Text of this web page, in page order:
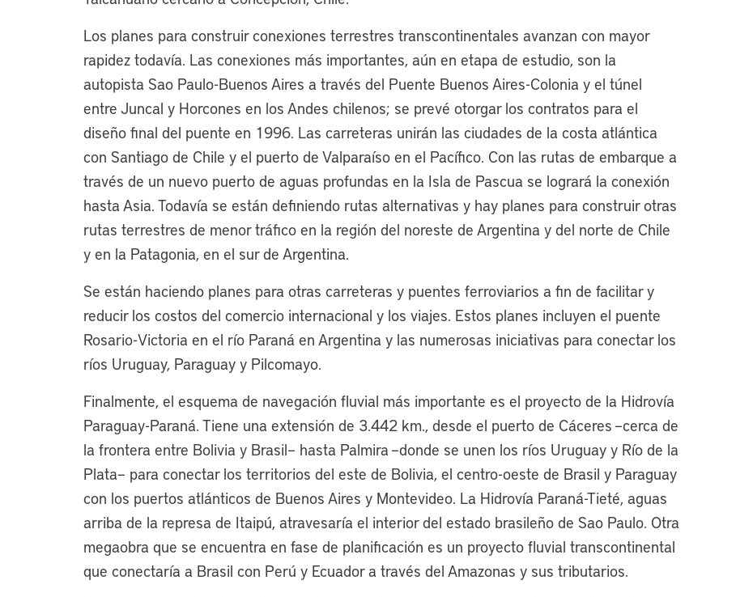
Los planes para construir conexiones terrestres transcontinentales avanzan con mayor
rapidez todavía. Las conexiones más importantes, aún en etapa de estudio, son la
autopista Sao Paulo-Buenos Aires a través del Puente Buenos Aires-Colonia y el túnel
entre Juncal y Horcones en los Andes chilenos; se prevé otorgar los contratos para el
diseño final del puente en 1996. Las carreteras unirán las ciudades de la costa atlántica
con Santiago de Chile y el puerto de Valparaíso en el Pacífico. Con las rutas de embarque a
través de un nuevo puerto de aguas profundas en la Isla de Pascua se logrará la conexión
hasta Asia. Todavía se están definiendo rutas alternativas y hay planes para construir otras
rutas terrestres de menor tráfico en la región del noreste de Argentina y del norte de Chile
y en la Patagonia, en el sur de Argentina.
Se están haciendo planes para otras carreteras y puentes ferroviarios a fin de facilitar y
reducir los costos del comercio internacional y los viajes. Estos planes incluyen el puente
Rosario-Victoria en el río Paraná en Argentina y las numerosas iniciativas para conectar los
ríos Uruguay, Paraguay y Pilcomayo.
Finalmente, el esquema de navegación fluvial más importante es el proyecto de la Hidrovía
Paraguay-Paraná. Tiene una extensión de 3.442 km., desde el puerto de Cáceres –cerca de
la frontera entre Bolivia y Brasil– hasta Palmira –donde se unen los ríos Uruguay y Río de la
Plata– para conectar los territorios del este de Bolivia, el centro-oeste de Brasil y Paraguay
con los puertos atlánticos de Buenos Aires y Montevideo. La Hidrovía Paraná-Tieté, aguas
arriba de la represa de Itaipú, atravesaría el interior del estado brasileño de Sao Paulo. Otra
megaobra que se encuentra en fase de planificación es un proyecto fluvial transcontinental
que conectaría a Brasil con Perú y Ecuador a través del Amazonas y sus tributarios.